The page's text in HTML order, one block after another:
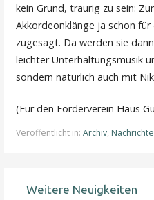
kein Grund, traurig zu sein:
Akkordeonklänge ja schon
zugesagt. Da werden sie
leichter Unterhaltungsmusik
sondern natürlich auch mit
(Für den Förderverein Haus
Veröffentlicht in:Archiv,
Weitere Neuigkeiten